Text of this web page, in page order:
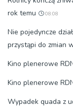
rok temu
08:08
Nie pojedyncze
przystąpi do zmian
Kino plenerowe
Kino plenerowe
Wypadek quada z